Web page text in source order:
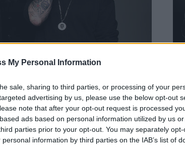
My Personal Information
sale, sharing to third parties, or processing of your
advertising by us, please use the below opt-out
note that after your opt-out request is processed
ads based on personal information utilized by us
parties prior to your opt-out. You may separately
information by third parties on the IAB’s list of
és ez az első olyan albumuk, amely
most érthető a hosszabb kihagyás.